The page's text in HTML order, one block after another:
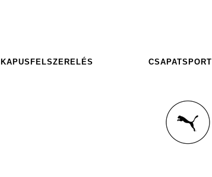
KAPUSFELSZERELÉS CSAPATSPORT